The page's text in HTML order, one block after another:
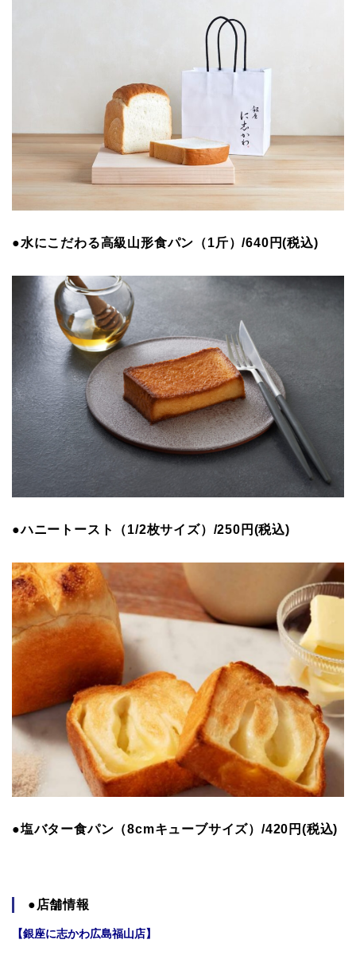
●水にこだわる高級山形食パン（1斤）/640円(税込)
●ハニートースト（1/2枚サイズ）/250円(税込)
●塩バター食パン（8cmキューブサイズ）/420円(税込)
●店舗情報
【銀座に志かわ広島福山店】